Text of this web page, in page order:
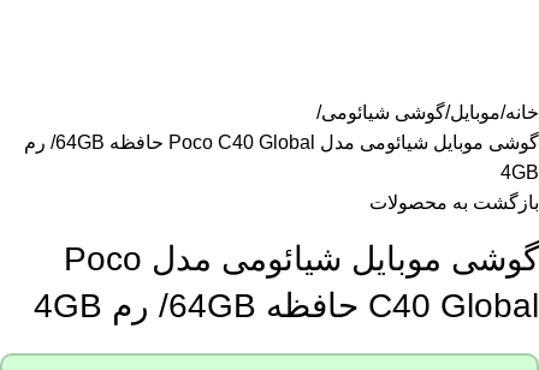
خانه موبایل گوشی شیائومی
گوشی موبایل شیائومی مدل Poco C40 Global حافظه 64GB/ رم
4GB
بازگشت به محصولات
گوشی موبایل شیائومی مدل Poco
C40 Global حافظه 64GB/ رم 4GB